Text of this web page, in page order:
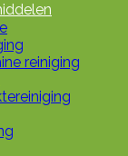
reiniging